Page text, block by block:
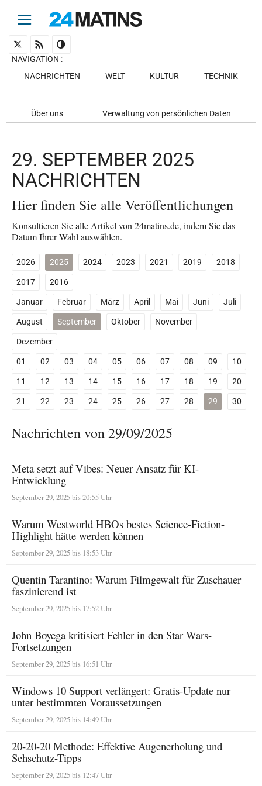
NAVIGATION :
NACHRICHTEN
WELT KULTUR TECHNIK
Über uns Verwaltung von persönlichen Daten
29. SEPTEMBER 2025
NACHRICHTEN
Hier finden Sie alle Veröffentlichungen
Konsultieren Sie alle Artikel von 24matins.de, indem Sie das
Datum Ihrer Wahl auswählen.
2026 2025 2024 2023 2021 2019
2018
2017
2016
Januar
Februar März April Mai Juni
Juli
August
September Oktober
November
Dezember
01
02 03 04 05 06 07 08 09
10
11
12 13 14 15 16 17 18 19
20
21
22 23 24 25 26 27 28 29 30
Nachrichten von 29/09/2025
Meta setzt auf Vibes: Neuer Ansatz für KI-
Entwicklung
September 29, 2025 bis 20:55 Uhr
Warum Westworld HBOs bestes Science-Fiction-
Highlight hätte werden können
September 29, 2025 bis 18:53 Uhr
Quentin Tarantino: Warum Filmgewalt für Zuschauer
faszinierend ist
September 29, 2025 bis 17:52 Uhr
John Boyega kritisiert Fehler in den Star Wars-
Fortsetzungen
September 29, 2025 bis 16:51 Uhr
Windows 10 Support verlängert: Gratis-Update nur
unter bestimmten Voraussetzungen
September 29, 2025 bis 14:49 Uhr
20-20-20 Methode: Effektive Augenerholung und
Sehschutz-Tipps
September 29, 2025 bis 12:47 Uhr